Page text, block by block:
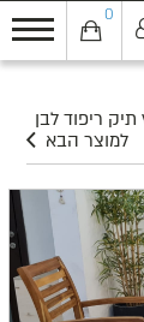
0
ריפוד לבן
למוצר הבא